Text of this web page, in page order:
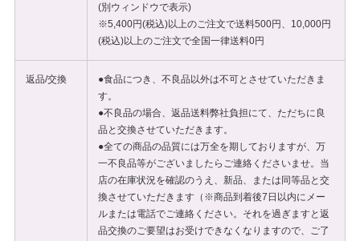
(別ウィンドウで表示)
※5,400円(税込)以上のご注文で送料500円、10,000円
(税込)以上のご注文で全国一律送料0円
返品/交換
●食品につき、不良品以外は不可とさせていただきま
す。
●不良品の場合、返品送料弊社負担にて、ただちに良
品と交換させていただきます。
●全ての商品の品質には万全を期しておりますが、万
一不良品等がございましたらご連絡くださいませ。当
店の在庫状況を確認のうえ、新品、または同等品と交
換させていただきます（※商品到着後7日以内にメー
ルまたは電話でご連絡ください。それを過ぎますと返
品交換のご要望はお受けできなくなりますので、ご了